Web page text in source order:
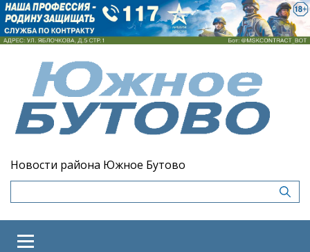
Новости района Южное Бутово